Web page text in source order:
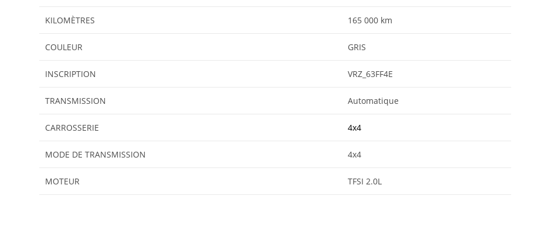
KILOMÈTRES 165 000 km
COULEUR GRIS
INSCRIPTION VRZ_63FF4E
TRANSMISSION Automatique
CARROSSERIE 4x4
MODE DE TRANSMISSION 4x4
MOTEUR TFSI 2.0L